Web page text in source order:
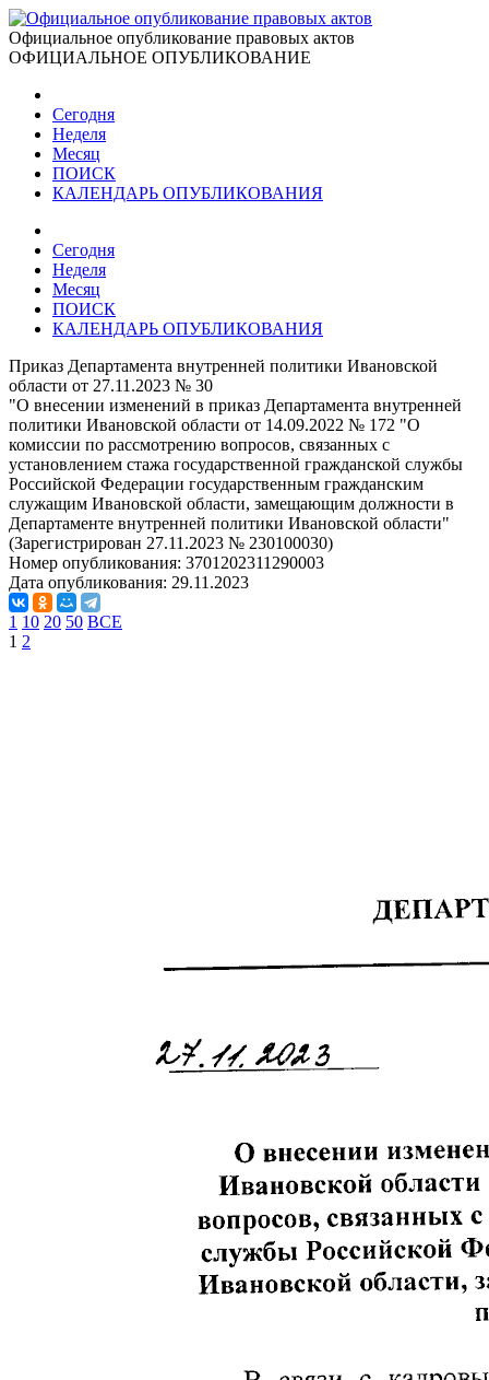
Официальное опубликование правовых актов
ОФИЦИАЛЬНОЕ ОПУБЛИКОВАНИЕ
Сегодня
Неделя
Месяц
ПОИСК
КАЛЕНДАРЬ ОПУБЛИКОВАНИЯ
Сегодня
Неделя
Месяц
ПОИСК
КАЛЕНДАРЬ ОПУБЛИКОВАНИЯ
Приказ Департамента внутренней политики Ивановской
области от 27.11.2023 № 30
"О внесении изменений в приказ Департамента внутренней
политики Ивановской области от 14.09.2022 № 172 "О
комиссии по рассмотрению вопросов, связанных с
установлением стажа государственной гражданской службы
Российской Федерации государственным гражданским
служащим Ивановской области, замещающим должности в
Департаменте внутренней политики Ивановской области"
(Зарегистрирован 27.11.2023 № 230100030)
Номер опубликования: 3701202311290003
Дата опубликования: 29.11.2023
1 10 20 50 ВСЕ
1 2